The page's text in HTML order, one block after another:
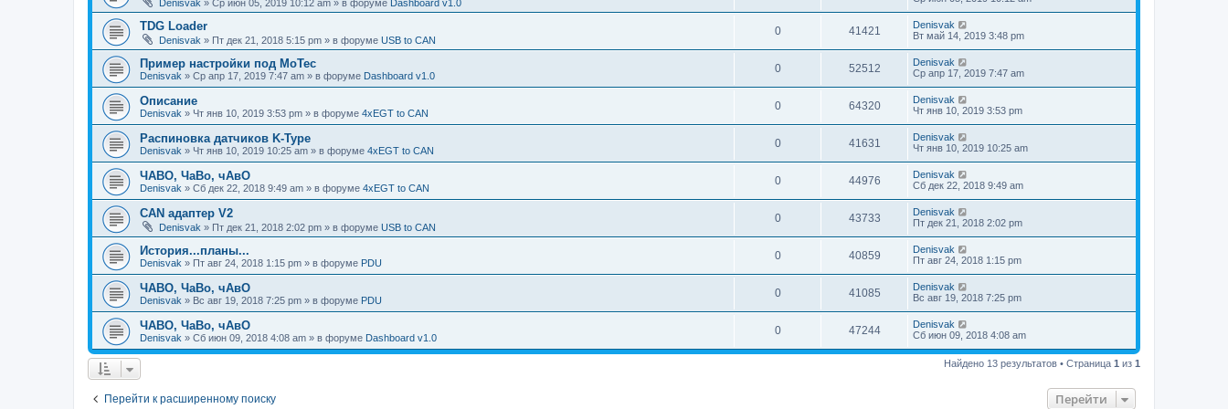
Denisvak » Ср июн 05, 2019 10:12 am » в форуме Dashboard v1.0
TDG Loader
Denisvak » Пт дек 21, 2018 5:15 pm » в форуме USB to CAN
0 41421
Denisvak
Вт май 14, 2019 3:48 pm
Пример настройки под MoTec
Denisvak » Ср апр 17, 2019 7:47 am » в форуме Dashboard v1.0
0 52512
Denisvak
Ср апр 17, 2019 7:47 am
Описание
Denisvak » Чт янв 10, 2019 3:53 pm » в форуме 4xEGT to CAN
0 64320
Denisvak
Чт янв 10, 2019 3:53 pm
Распиновка датчиков K-Type
Denisvak » Чт янв 10, 2019 10:25 am » в форуме 4xEGT to CAN
0 41631
Denisvak
Чт янв 10, 2019 10:25 am
ЧАВО, ЧаВо, чАвО
Denisvak » Сб дек 22, 2018 9:49 am » в форуме 4xEGT to CAN
0 44976
Denisvak
Сб дек 22, 2018 9:49 am
CAN адаптер V2
Denisvak » Пт дек 21, 2018 2:02 pm » в форуме USB to CAN
0 43733
Denisvak
Пт дек 21, 2018 2:02 pm
История...планы...
Denisvak » Пт авг 24, 2018 1:15 pm » в форуме PDU
0 40859
Denisvak
Пт авг 24, 2018 1:15 pm
ЧАВО, ЧаВо, чАвО
Denisvak » Вс авг 19, 2018 7:25 pm » в форуме PDU
0 41085
Denisvak
Вс авг 19, 2018 7:25 pm
ЧАВО, ЧаВо, чАвО
Denisvak » Сб июн 09, 2018 4:08 am » в форуме Dashboard v1.0
0 47244
Denisvak
Сб июн 09, 2018 4:08 am
Найдено 13 результатов • Страница 1 из 1
Перейти к расширенному поиску Перейти